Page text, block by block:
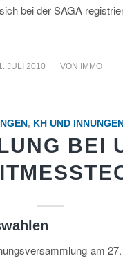
bei der SAGA
JULI 2010
/ VON IMMO
, KH UND INNUNGEN
BEI
am